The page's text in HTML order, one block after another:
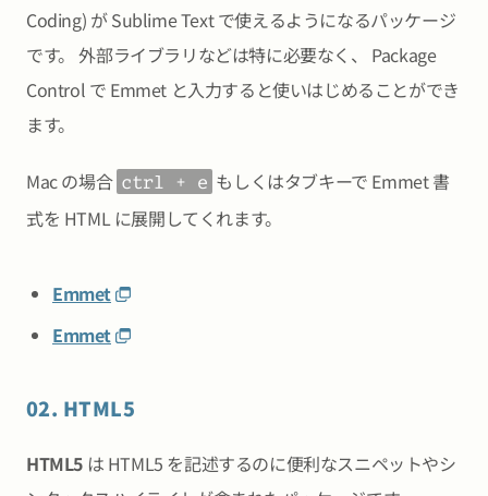
Coding) が Sublime Text で使えるようになるパッケージ
です。 外部ライブラリなどは特に必要なく、 Package
Control で Emmet と入力すると使いはじめることができ
ます。
Mac の場合 ctrl + e もしくはタブキーで Emmet 書
式を HTML に展開してくれます。
Emmet
Emmet
02. HTML5
HTML5 は HTML5 を記述するのに便利なスニペットやシ